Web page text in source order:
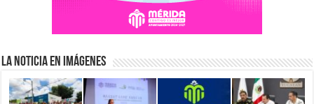
La Noticia en Imágenes